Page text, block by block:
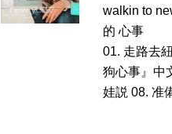
walkin to
的 心事
01. 走路去
狗心事』中
娃説 08. 准